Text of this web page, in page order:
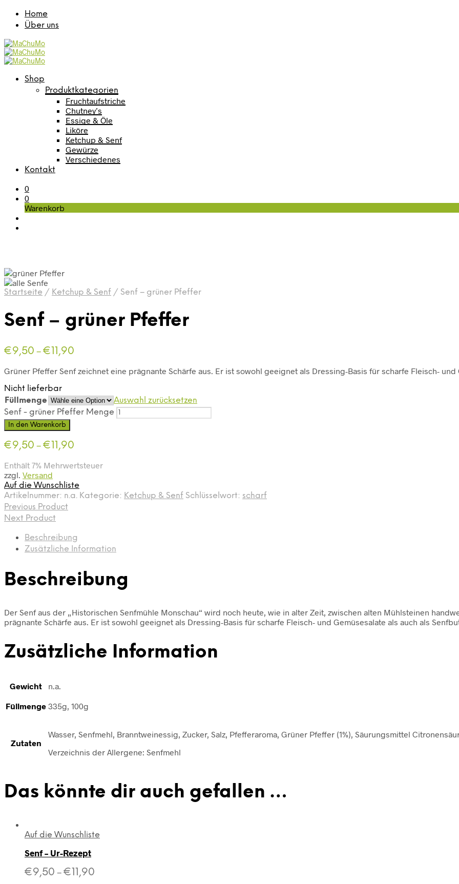
Home
Über uns
Shop
Produktkategorien
Fruchtaufstriche
Chutney’s
Essige & Öle
Liköre
Ketchup & Senf
Gewürze
Verschiedenes
Kontakt
0
0
Warenkorb
Startseite / Ketchup & Senf / Senf – grüner Pfeffer
Senf – grüner Pfeffer
€9,50 – €11,90
Grüner Pfeffer Senf zeichnet eine prägnante Schärfe aus. Er ist sowohl geeignet als Dressing-Basis für scharfe Fleisch-
Nicht lieferbar
Füllmenge
Auswahl zurücksetzen
Senf - grüner Pfeffer Menge
In den Warenkorb
€9,50 – €11,90
Enthält 7% Mehrwertsteuer
zzgl. Versand
Auf die Wunschliste
Artikelnummer: n.a. Kategorie: Ketchup & Senf Schlüsselwort: scharf
Previous Product
Next Product
Beschreibung
Zusätzliche Information
Beschreibung
Der Senf aus der „Historischen Senfmühle Monschau“ wird noch heute, wie in alter Zeit, zwischen alten Mühlsteinen
prägnante Schärfe aus. Er ist sowohl geeignet als Dressing-Basis für scharfe Fleisch- und Gemüsesalate als auch als
Zusätzliche Information
Gewicht n.a.
Füllmenge 335g, 100g
Zutaten
Wasser, Senfmehl, Branntweinessig, Zucker, Salz, Pfefferaroma, Grüner Pfeffer (1%), Säurungsmittel
Verzeichnis der Allergene: Senfmehl
Das könnte dir auch gefallen …
Auf die Wunschliste
Senf – Ur-Rezept
€9,50 – €11,90